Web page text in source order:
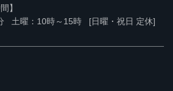
】
土曜：10時～15時 [日曜・祝日 定休]